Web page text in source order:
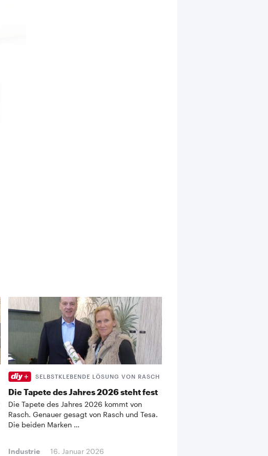
SELBSTKLEBENDE LÖSUNG VON RASCH
Die Tapete des Jahres 2026 steht fest
Die Tapete des Jahres 2026 kommt von
Rasch. Genauer gesagt von Rasch und Tesa.
Die beiden Marken …
Industrie 16. Januar 2026